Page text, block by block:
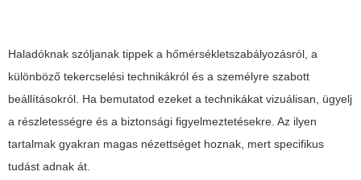
Haladóknak szóljanak tippek a hőmérsékletszabályozásról, a
különböző tekercselési technikákról és a személyre szabott
beállításokról. Ha bemutatod ezeket a technikákat vizuálisan, ügyelj
a részletességre és a biztonsági figyelmeztetésekre. Az ilyen
tartalmak gyakran magas nézettséget hoznak, mert specifikus
tudást adnak át.